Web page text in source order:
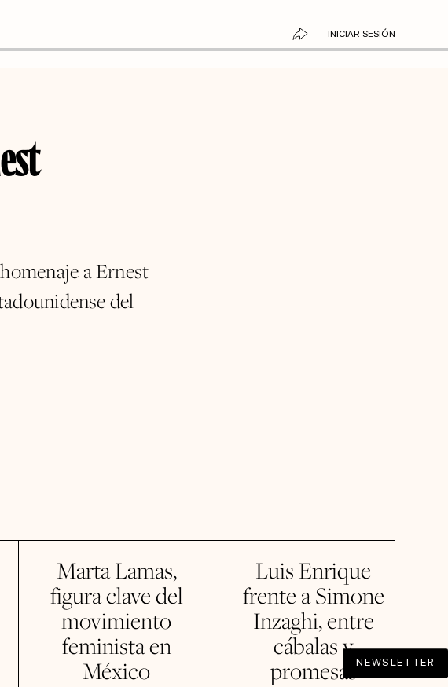
INICIAR SESIÓN
a Ernest
del
NEWSLETTER
Marta Lamas,
figura clave del
movimiento
feminista en
México
Luis Enrique
frente a Simone
Inzaghi, entre
cábalas y
promesas